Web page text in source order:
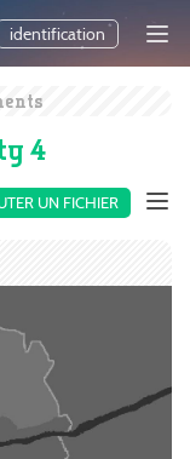
identification
4
UN FICHIER